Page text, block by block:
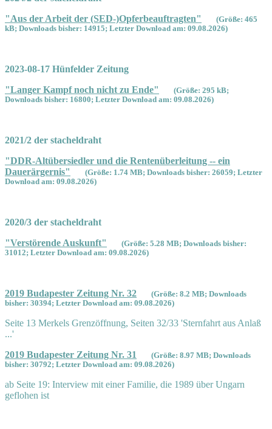
"Aus der Arbeit der (SED-)Opferbeauftragten"
(Größe: 465
kB; Downloads bisher: 14915; Letzter Download am: 09.08.2026)
2023-08-17 Hünfelder Zeitung
"Langer Kampf noch nicht zu Ende"
(Größe: 295 kB;
Downloads bisher: 16800; Letzter Download am: 09.08.2026)
2021/2 der stacheldraht
"DDR-Altübersiedler und die Rentenüberleitung -- ein
Dauerärgernis"
(Größe: 1.74 MB; Downloads bisher: 26059; Letzter
Download am: 09.08.2026)
2020/3 der stacheldraht
"Verstörende Auskunft"
(Größe: 5.28 MB; Downloads bisher:
31012; Letzter Download am: 09.08.2026)
2019 Budapester Zeitung Nr. 32
(Größe: 8.2 MB; Downloads
bisher: 30394; Letzter Download am: 09.08.2026)
Seite 13 Merkels Grenzöffnung, Seiten 32/33 'Sternfahrt aus Anlaß
...'
2019 Budapester Zeitung Nr. 31
(Größe: 8.97 MB; Downloads
bisher: 30792; Letzter Download am: 09.08.2026)
ab Seite 19: Interview mit einer Familie, die 1989 über Ungarn
geflohen ist